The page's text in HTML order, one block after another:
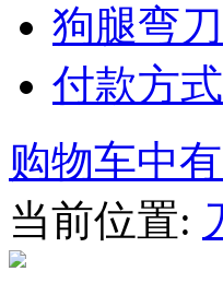
狗腿弯刀
付款方式
购物车中
当前位置: